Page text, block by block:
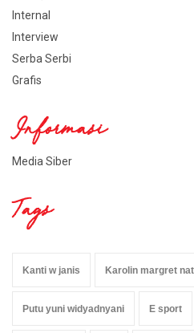
Internal
Interview
Serba Serbi
Grafis
Informasi
Media Siber
Tags
Kanti w janis Karolin margret
Putu yuni widyadnyani E sport